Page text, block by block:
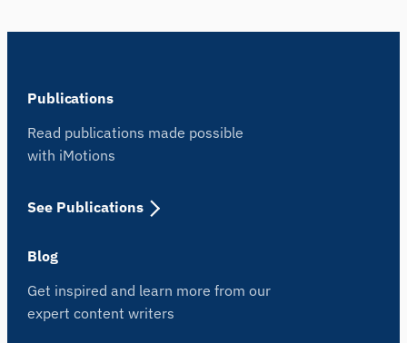
Publications
Read publications made possible
with iMotions
See Publications
Blog
Get inspired and learn more from our
expert content writers